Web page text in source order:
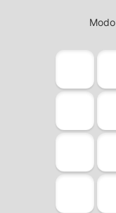
Modo